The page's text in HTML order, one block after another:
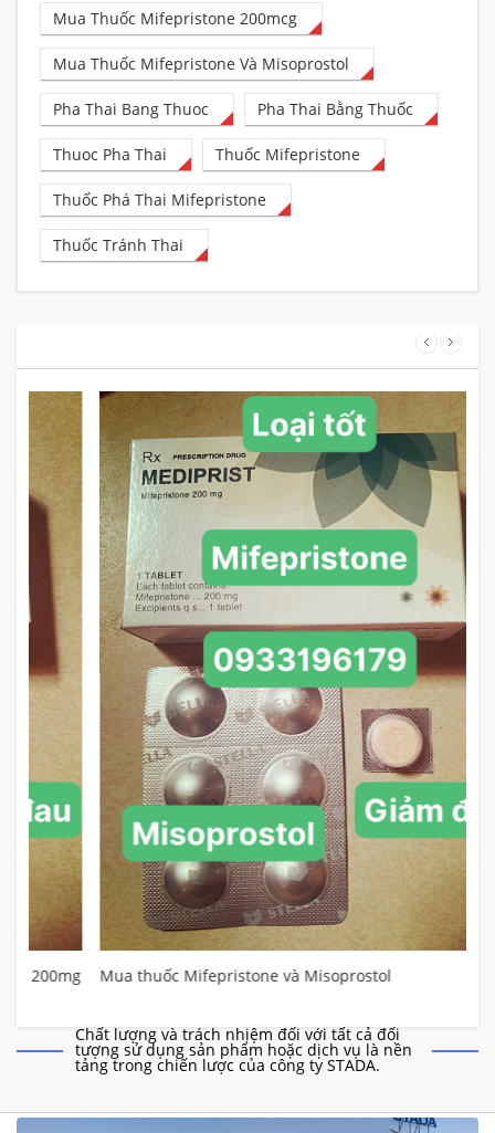
Mua Thuốc Mifepristone 200mcg
Mua Thuốc Mifepristone Và Misoprostol
Pha Thai Bang Thuoc Pha Thai Bằng Thuốc
Thuoc Pha Thai Thuốc Mifepristone
Thuốc Phá Thai Mifepristone
Thuốc Tránh Thai
Mua thuốc Mifepristone và Misoprostol
Chất lượng và trách nhiệm đối với tất cả đối
tượng sử dụng sản phẩm hoặc dịch vụ là nền
tảng trong chiến lược của công ty STADA.